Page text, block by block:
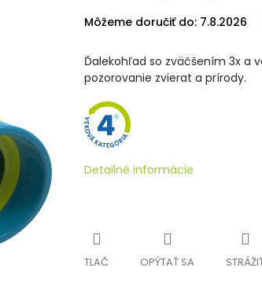
Môžeme doručiť do: 7.8.2026
Ďalekohľad so zväčšením 3x a
pozorovanie zvierat a prírody.
Detailné informácie
TLAČ OPÝTAŤ SA